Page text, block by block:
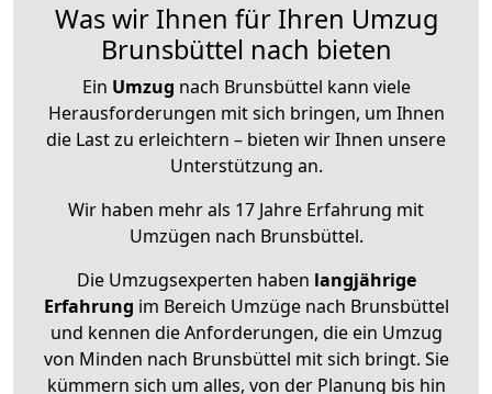
Was wir Ihnen für Ihren Umzug
Brunsbüttel nach bieten
Ein Umzug nach Brunsbüttel kann viele
Herausforderungen mit sich bringen, um Ihnen
die Last zu erleichtern – bieten wir Ihnen unsere
Unterstützung an.
Wir haben mehr als 17 Jahre Erfahrung mit
Umzügen nach Brunsbüttel.
Die Umzugsexperten haben langjährige
Erfahrung im Bereich Umzüge nach Brunsbüttel
und kennen die Anforderungen, die ein Umzug
von Minden nach Brunsbüttel mit sich bringt. Sie
kümmern sich um alles, von der Planung bis hin